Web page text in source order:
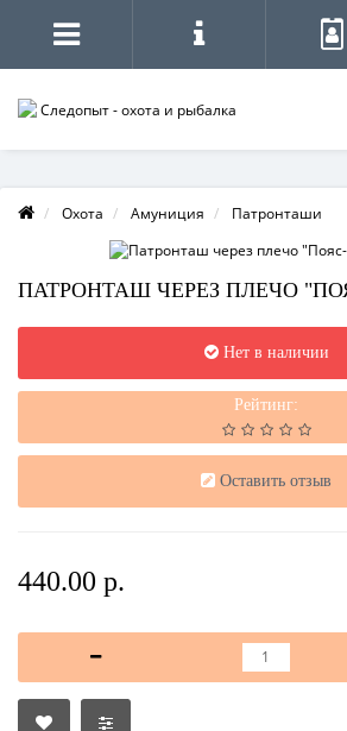
Охота Амуниция Патронташи
ПАТРОНТАШ ЧЕРЕЗ ПЛЕЧО
Нет в наличии
Рейтинг:
Оставить отзыв
440.00 р.